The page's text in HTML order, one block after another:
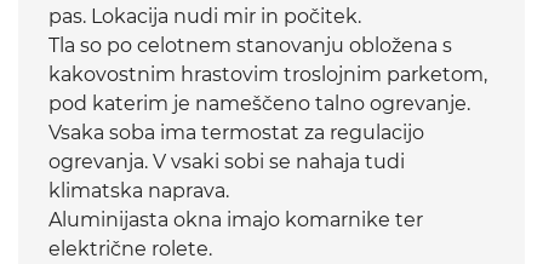
pas. Lokacija nudi mir in počitek.
Tla so po celotnem stanovanju obložena s
kakovostnim hrastovim troslojnim parketom,
pod katerim je nameščeno talno ogrevanje.
Vsaka soba ima termostat za regulacijo
ogrevanja. V vsaki sobi se nahaja tudi
klimatska naprava.
Aluminijasta okna imajo komarnike ter
električne rolete.